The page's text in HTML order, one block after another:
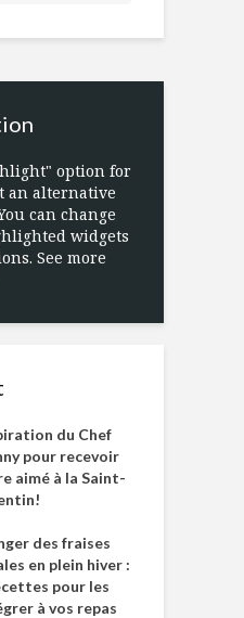
option for
an alternative
can change
widgets
See more
du Chef
pour recevoir
aimé à la Saint-
des fraises
en plein hiver :
pour les
à vos repas